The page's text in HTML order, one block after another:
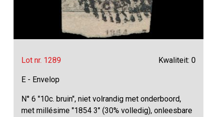
Lot nr. 1289 Kwaliteit: 0
E - Envelop
N° 6 "10c. bruin", niet volrandig met onderboord,
met millésime "1854 3" (30% volledig), onleesbare